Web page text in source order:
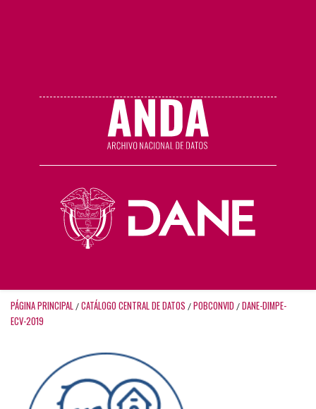
PÁGINA PRINCIPAL / CATÁLOGO CENTRAL DE DATOS / POBCONVID / DANE-DIMPE-
ECV-2019